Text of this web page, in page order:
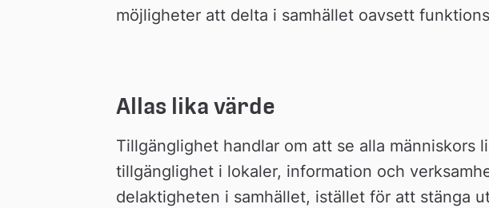
möjligheter att delta i samhället oavsett
Allas lika värde
Tillgänglighet handlar om att se alla människors
tillgänglighet i lokaler, information och
delaktigheten i samhället, istället för att stänga